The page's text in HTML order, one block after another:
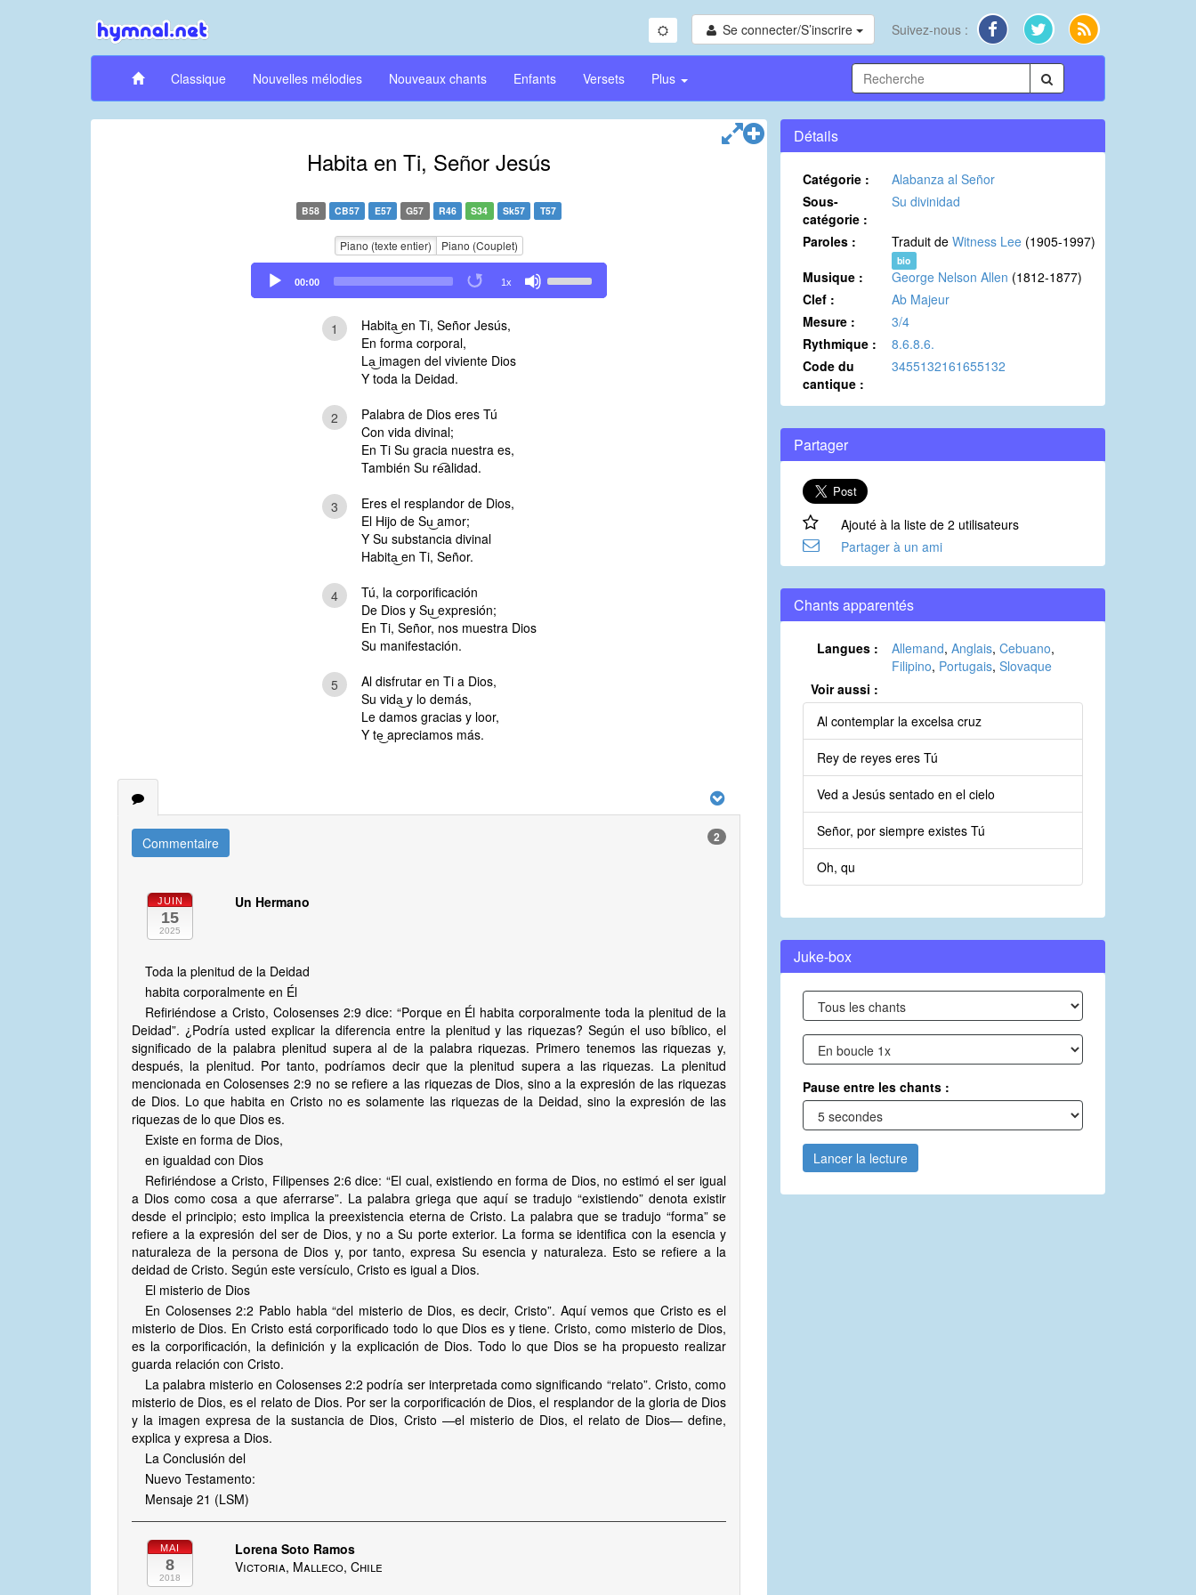
Se connecter/S’inscrire Suivez-nous :
Classique Nouvelles mélodies Nouveaux chants Enfants Versets Plus
Habita en Ti, Señor Jesús
B58 CB57 E57 G57 R46 S34 Sk57 T57
Piano (texte entier) Piano (Couplet)
Audio
Player
00:00 1x
Up/Down
1
Habita͜ en Ti, Señor Jesús,
En forma corporal,
La͜ imagen del viviente Dios
Y toda la Deidad.
2
Palabra de Dios eres Tú
Con vida divinal;
En Ti Su gracia nuestra es,
También Su re͡alidad.
3
Eres el resplandor de Dios,
El Hijo de Su͜ amor;
Y Su substancia divinal
Habita͜ en Ti, Señor.
4
Tú, la corporificación
De Dios y Su͜ expresión;
En Ti, Señor, nos muestra Dios
Su manifestación.
5
Al disfrutar en Ti a Dios,
Su vida͜ y lo demás,
Le damos gracias y loor,
Y te͜ apreciamos más.
Commentaire 2
JUIN
15
2025
Un Hermano
Toda la plenitud de la Deidad
habita corporalmente en Él
Refiriéndose a Cristo, Colosenses 2:9 dice: “Porque en Él habita corporalmente toda la plenitud de la
Deidad”. ¿Podría usted explicar la diferencia entre la plenitud y las riquezas? Según el uso bíblico, el
significado de la palabra plenitud supera al de la palabra riquezas. Primero tenemos las riquezas y,
después, la plenitud. Por tanto, podríamos decir que la plenitud supera a las riquezas. La plenitud
mencionada en Colosenses 2:9 no se refiere a las riquezas de Dios, sino a la expresión de las riquezas
de Dios. Lo que habita en Cristo no es solamente las riquezas de la Deidad, sino la expresión de las
riquezas de lo que Dios es.
Existe en forma de Dios,
en igualdad con Dios
Refiriéndose a Cristo, Filipenses 2:6 dice: “El cual, existiendo en forma de Dios, no estimó el ser igual
a Dios como cosa a que aferrarse”. La palabra griega que aquí se tradujo “existiendo” denota existir
desde el principio; esto implica la preexistencia eterna de Cristo. La palabra que se tradujo “forma” se
refiere a la expresión del ser de Dios, y no a Su porte exterior. La forma se identifica con la esencia y
naturaleza de la persona de Dios y, por tanto, expresa Su esencia y naturaleza. Esto se refiere a la
deidad de Cristo. Según este versículo, Cristo es igual a Dios.
El misterio de Dios
En Colosenses 2:2 Pablo habla “del misterio de Dios, es decir, Cristo”. Aquí vemos que Cristo es el
misterio de Dios. En Cristo está corporificado todo lo que Dios es y tiene. Cristo, como misterio de Dios,
es la corporificación, la definición y la explicación de Dios. Todo lo que Dios se ha propuesto realizar
guarda relación con Cristo.
La palabra misterio en Colosenses 2:2 podría ser interpretada como significando “relato”. Cristo, como
misterio de Dios, es el relato de Dios. Por ser la corporificación de Dios, el resplandor de la gloria de Dios
y la imagen expresa de la sustancia de Dios, Cristo —el misterio de Dios, el relato de Dios— define,
explica y expresa a Dios.
La Conclusión del
Nuevo Testamento:
Mensaje 21 (LSM)
MAI
8
2018
Lorena Soto Ramos
Victoria, Malleco, Chile
Détails
Catégorie :
Alabanza al Señor
Sous-
catégorie :
Su divinidad
Paroles : Traduit de Witness Lee (1905-1997)
bio
Musique : George Nelson Allen (1812-1877)
Clef :
Ab Majeur
Mesure :
3/4
Rythmique :
8.6.8.6.
Code du
cantique :
3455132161655132
Partager
Ajouté à la liste de 2 utilisateurs
Partager à un ami
Chants apparentés
Langues : Allemand, Anglais, Cebuano,
Filipino, Portugais, Slovaque
Voir aussi :
Al contemplar la excelsa cruz
Rey de reyes eres Tú
Ved a Jesús sentado en el cielo
Señor, por siempre existes Tú
Oh, qu
Juke-box
Pause entre les chants :
Lancer la lecture